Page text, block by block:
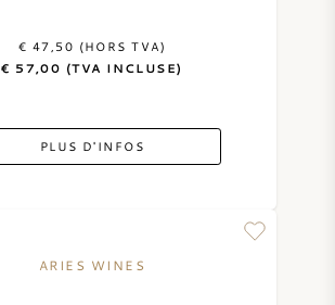
€ 47,50 (HORS TVA)
€ 57,00 (TVA INCLUSE)
PLUS D'INFOS
ARIES WINES